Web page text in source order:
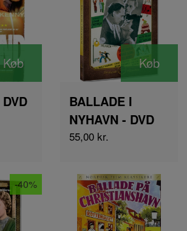
Køb Køb
BALLADE I
NYHAVN - DVD
55,00 kr.
-40%